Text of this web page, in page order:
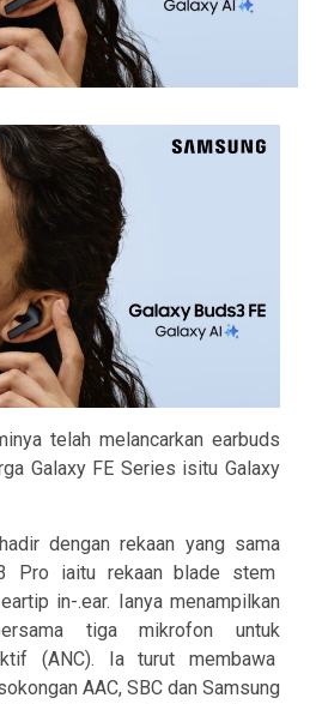
telah melancarkan earbuds
Galaxy FE Series isitu Galaxy
dengan rekaan yang sama
Pro iaitu rekaan blade stem
in-.ear. Ianya menampilkan
tiga mikrofon untuk
(ANC). Ia turut membawa
AAC, SBC dan Samsung